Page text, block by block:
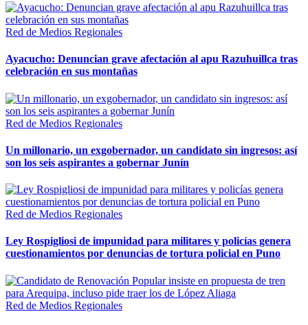
Red de Medios Regionales
Ayacucho: Denuncian grave afectación al apu Razuhuillca tras
celebración en sus montañas
Red de Medios Regionales
Un millonario, un exgobernador, un candidato sin ingresos: así
son los seis aspirantes a gobernar Junín
Red de Medios Regionales
Ley Rospigliosi de impunidad para militares y policías genera
cuestionamientos por denuncias de tortura policial en Puno
Red de Medios Regionales